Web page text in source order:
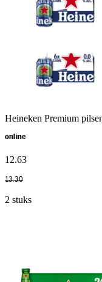
Heineken Premium
online
12.63
13.30
2 stuks